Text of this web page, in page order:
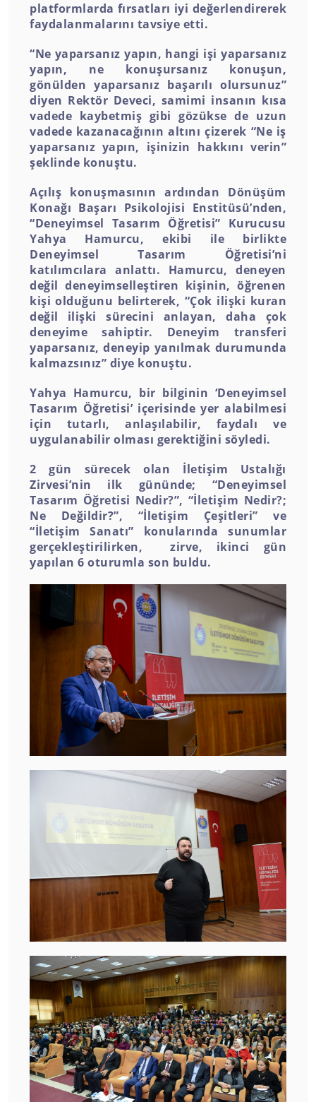
platformlarda fırsatları iyi değerlendirerek
faydalanmalarını tavsiye etti.
“Ne yaparsanız yapın, hangi işi yaparsanız
yapın, ne konuşursanız konuşun,
gönülden yaparsanız başarılı olursunuz”
diyen Rektör Deveci, samimi insanın kısa
vadede kaybetmiş gibi gözükse de uzun
vadede kazanacağının altını çizerek “Ne iş
yaparsanız yapın, işinizin hakkını verin”
şeklinde konuştu.
Açılış konuşmasının ardından Dönüşüm
Konağı Başarı Psikolojisi Enstitüsü’nden,
“Deneyimsel Tasarım Öğretisi” Kurucusu
Yahya Hamurcu, ekibi ile birlikte
Deneyimsel Tasarım Öğretisi’ni
katılımcılara anlattı. Hamurcu, deneyen
değil deneyimselleştiren kişinin, öğrenen
kişi olduğunu belirterek, “Çok ilişki kuran
değil ilişki sürecini anlayan, daha çok
deneyime sahiptir. Deneyim transferi
yaparsanız, deneyip yanılmak durumunda
kalmazsınız” diye konuştu.
Yahya Hamurcu, bir bilginin ‘Deneyimsel
Tasarım Öğretisi’ içerisinde yer alabilmesi
için tutarlı, anlaşılabilir, faydalı ve
uygulanabilir olması gerektiğini söyledi.
2 gün sürecek olan İletişim Ustalığı
Zirvesi’nin ilk gününde; “Deneyimsel
Tasarım Öğretisi Nedir?”, “İletişim Nedir?;
Ne Değildir?”, “İletişim Çeşitleri” ve
“İletişim Sanatı” konularında sunumlar
gerçekleştirilirken, zirve, ikinci gün
yapılan 6 oturumla son buldu.